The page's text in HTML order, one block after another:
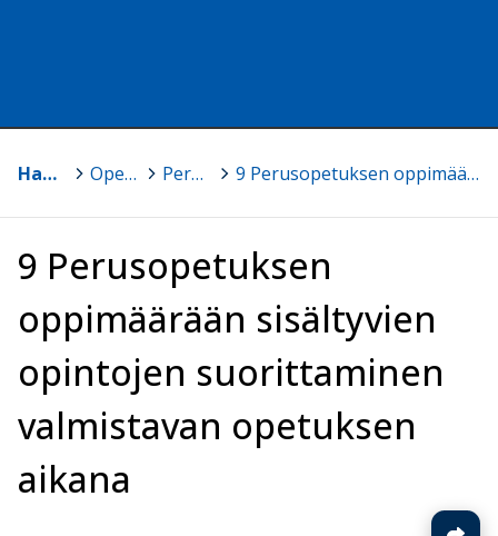
Haapajärvi Opetussuunnitelmat > Perusopetukseen valmistavan opetuksen opetussuunnitelma 2016, päivitetty 2022 > 9 Perusopetuksen oppimäärään sisältyvien opintojen suorittaminen valmistavan opetuksen aikana
9 Perusopetuksen
oppimäärään sisältyvien
opintojen suorittaminen
valmistavan opetuksen
aikana